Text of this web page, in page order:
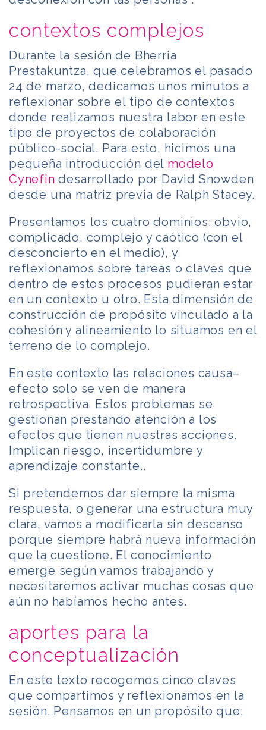
contextos complejos
Durante la sesión de Bherria
Prestakuntza, que celebramos el pasado
24 de marzo, dedicamos unos minutos a
reflexionar sobre el tipo de contextos
donde realizamos nuestra labor en este
tipo de proyectos de colaboración
público-social. Para esto, hicimos una
pequeña introducción del modelo
Cynefin desarrollado por David Snowden
desde una matriz previa de Ralph Stacey.
Presentamos los cuatro dominios: obvio,
complicado, complejo y caótico (con el
desconcierto en el medio), y
reflexionamos sobre tareas o claves que
dentro de estos procesos pudieran estar
en un contexto u otro. Esta dimensión de
construcción de propósito vinculado a la
cohesión y alineamiento lo situamos en el
terreno de lo complejo.
En este contexto las relaciones causa–
efecto solo se ven de manera
retrospectiva. Estos problemas se
gestionan prestando atención a los
efectos que tienen nuestras acciones.
Implican riesgo, incertidumbre y
aprendizaje constante..
Si pretendemos dar siempre la misma
respuesta, o generar una estructura muy
clara, vamos a modificarla sin descanso
porque siempre habrá nueva información
que la cuestione. El conocimiento
emerge según vamos trabajando y
necesitaremos activar muchas cosas que
aún no habíamos hecho antes.
aportes para la
conceptualización
En este texto recogemos cinco claves
que compartimos y reflexionamos en la
sesión. Pensamos en un propósito que: